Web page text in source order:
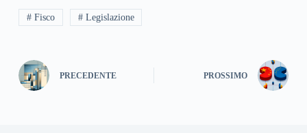
# Fisco # Legislazione
PRECEDENTE PROSSIMO